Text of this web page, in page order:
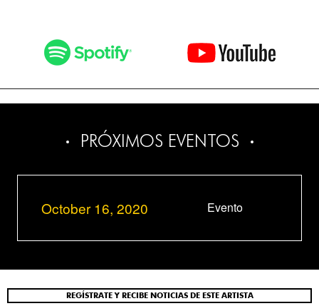
PRÓXIMOS EVENTOS
October 16, 2020 Evento
REGÍSTRATE Y RECIBE NOTICIAS DE ESTE ARTISTA